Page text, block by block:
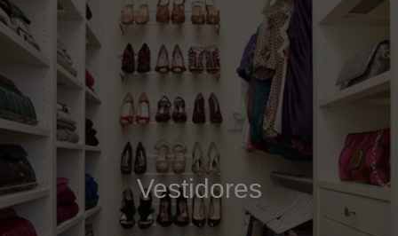
Vestidores